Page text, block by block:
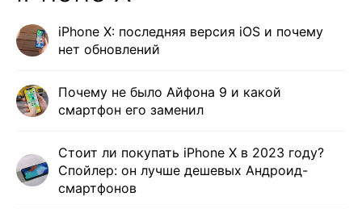
iPhone X: последняя версия iOS и почему
нет обновлений
Почему не было Айфона 9 и какой
смартфон его заменил
Стоит ли покупать iPhone X в 2023 году?
Спойлер: он лучше дешевых Андроид-
смартфонов